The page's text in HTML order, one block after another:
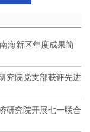
海新区年度成果简
究院党支部获评先进
研究院开展七一联合